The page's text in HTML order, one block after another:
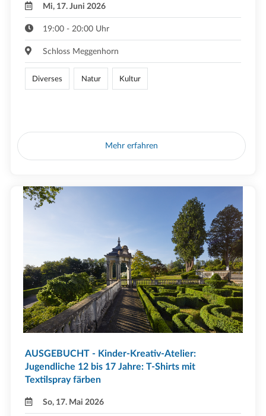
Mi, 17. Juni 2026
19:00 - 20:00 Uhr
Schloss Meggenhorn
Diverses Natur Kultur
Mehr erfahren
AUSGEBUCHT - Kinder-Kreativ-Atelier:
Jugendliche 12 bis 17 Jahre: T-Shirts mit
Textilspray färben
So, 17. Mai 2026